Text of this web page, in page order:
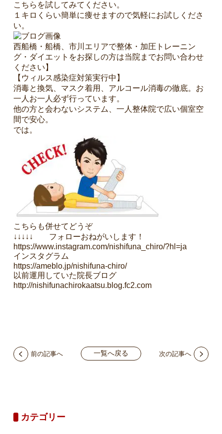
こちらを試してみてください。
１キロくらい簡単に痩せますので気軽にお試しくださ
い。
西船橋・船橋、市川エリアで整体・加圧トレーニン
グ・ダイエットをお探しの方は当院までお問い合わせ
ください】
【ウィルス感染症対策実行中】
消毒と換気、マスク着用、アルコール消毒の徹底。お
一人お一人必ず行っています。
他の方と会わないシステム、一人整体院で広い個室空
間で安心。
では。
こちらも併せてどうぞ
↓↓↓↓↓ フォローおねがいします！
https://www.instagram.com/nishifuna_chiro/?hl=ja
インスタグラム
https://ameblo.jp/nishifuna-chiro/
以前運用していた院長ブログ
http://nishifunachirokaatsu.blog.fc2.com
前の記事へ 一覧へ戻る 次の記事へ
カテゴリー